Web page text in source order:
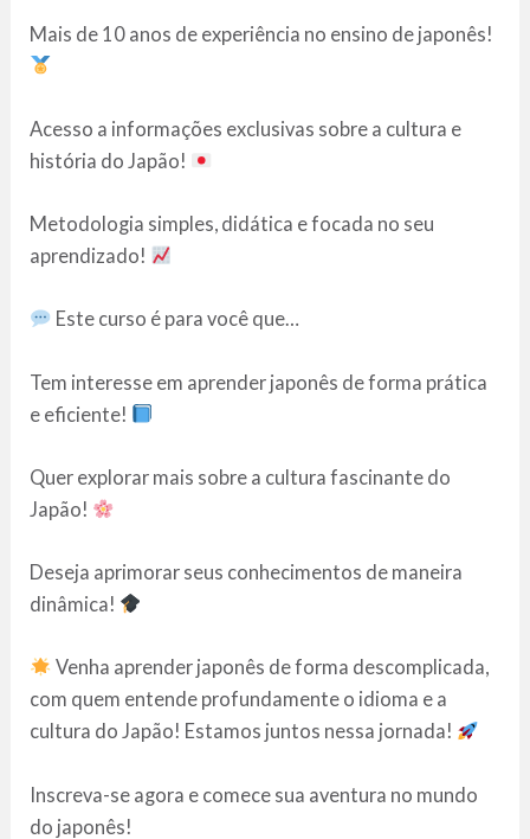
Mais de 10 anos de experiência no ensino de japonês!
Acesso a informações exclusivas sobre a cultura e
história do Japão!
Metodologia simples, didática e focada no seu
aprendizado!
Este curso é para você que…
Tem interesse em aprender japonês de forma prática
e eficiente!
Quer explorar mais sobre a cultura fascinante do
Japão!
Deseja aprimorar seus conhecimentos de maneira
dinâmica!
Venha aprender japonês de forma descomplicada,
com quem entende profundamente o idioma e a
cultura do Japão! Estamos juntos nessa jornada!
Inscreva-se agora e comece sua aventura no mundo
do japonês!